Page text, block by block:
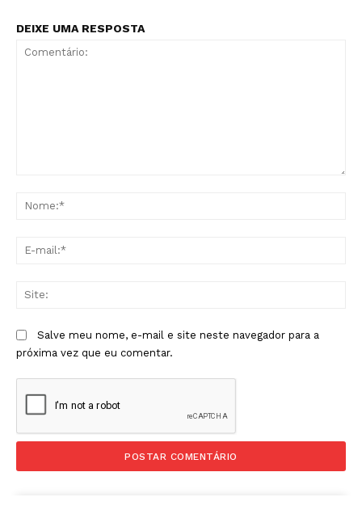
DEIXE UMA RESPOSTA
Salve meu nome, e-mail e site neste navegador para a
próxima vez que eu comentar.